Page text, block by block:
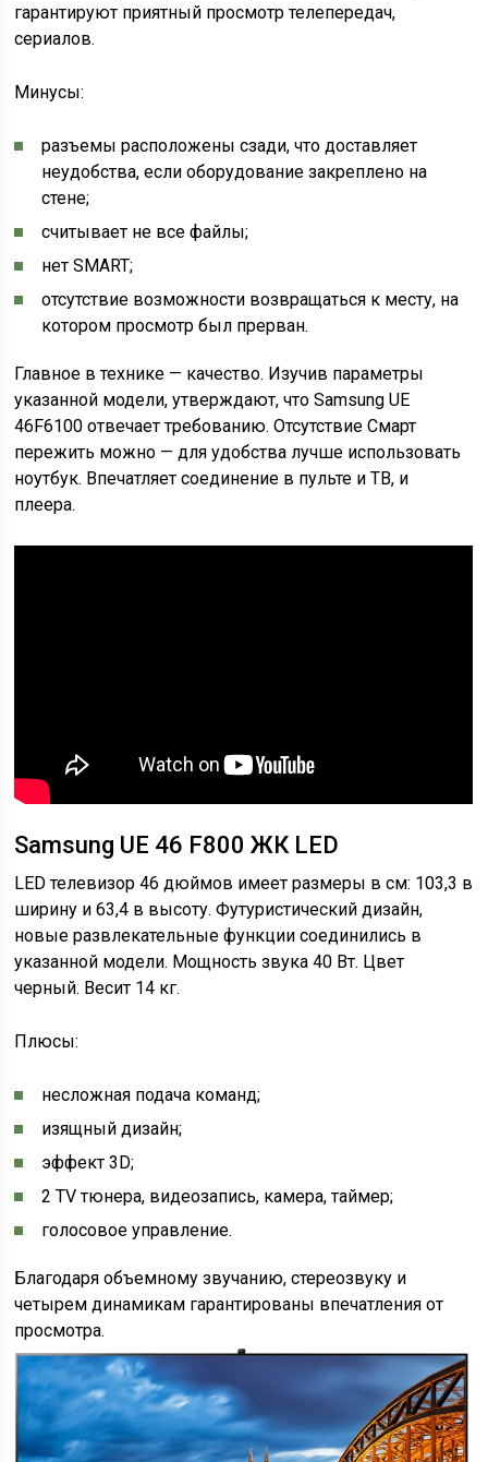
гарантируют приятный просмотр телепередач,
сериалов.
Минусы:
разъемы расположены сзади, что доставляет
неудобства, если оборудование закреплено на
стене;
считывает не все файлы;
нет SMART;
отсутствие возможности возвращаться к месту, на
котором просмотр был прерван.
Главное в технике — качество. Изучив параметры
указанной модели, утверждают, что Samsung UE
46F6100 отвечает требованию. Отсутствие Смарт
пережить можно — для удобства лучше использовать
ноутбук. Впечатляет соединение в пульте и ТВ, и
плеера.
Samsung UE 46 F800 ЖК LED
LED телевизор 46 дюймов имеет размеры в см: 103,3 в
ширину и 63,4 в высоту. Футуристический дизайн,
новые развлекательные функции соединились в
указанной модели. Мощность звука 40 Вт. Цвет
черный. Весит 14 кг.
Плюсы:
несложная подача команд;
изящный дизайн;
эффект 3D;
2 TV тюнера, видеозапись, камера, таймер;
голосовое управление.
Благодаря объемному звучанию, стереозвуку и
четырем динамикам гарантированы впечатления от
просмотра.